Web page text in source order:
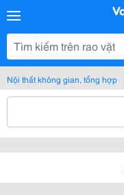
Nội thất không gian, tổng hợp